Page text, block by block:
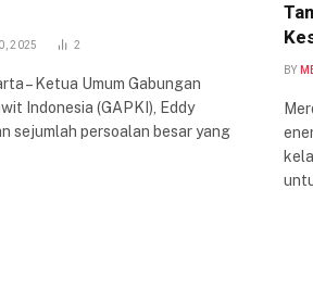
2025 2
– Ketua Umum Gabungan
Indonesia (GAPKI), Eddy
sejumlah persoalan besar yang
BY